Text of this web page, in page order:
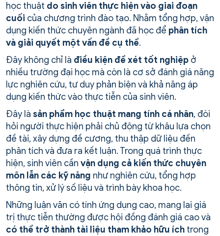
học thuật do sinh viên thực hiện vào giai đoạn
cuối của chương trình đào tạo. Nhằm tổng hợp, vận
dụng kiến thức chuyên ngành đã học để phân tích
và giải quyết một vấn đề cụ thể.
Đây không chỉ là điều kiện để xét tốt nghiệp ở
nhiều trường đại học mà còn là cơ sở đánh giá năng
lực nghiên cứu, tư duy phản biện và khả năng áp
dụng kiến thức vào thực tiễn của sinh viên.
Đây là sản phẩm học thuật mang tính cá nhân, đòi
hỏi người thực hiện phải chủ động từ khâu lựa chọn
đề tài, xây dựng đề cương, thu thập dữ liệu đến
phân tích và đưa ra kết luận. Trong quá trình thực
hiện, sinh viên cần vận dụng cả kiến thức chuyên
môn lẫn các kỹ năng như nghiên cứu, tổng hợp
thông tin, xử lý số liệu và trình bày khoa học.
Những luận văn có tính ứng dụng cao, mang lại giá
trị thực tiễn thường được hội đồng đánh giá cao và
có thể trở thành tài liệu tham khảo hữu ích trong